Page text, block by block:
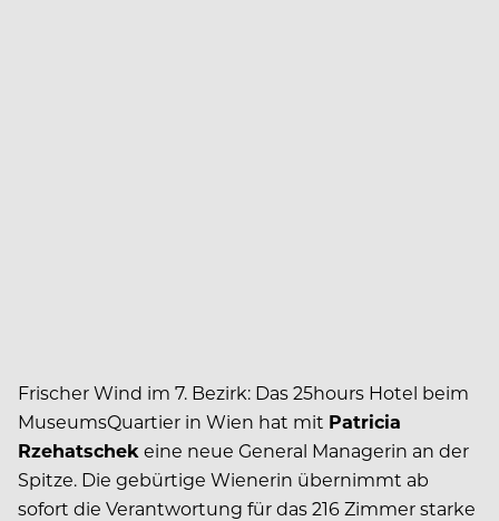
Frischer Wind im 7. Bezirk: Das 25hours Hotel beim
MuseumsQuartier in Wien hat mit Patricia
Rzehatschek eine neue General Managerin an der
Spitze. Die gebürtige Wienerin übernimmt ab
sofort die Verantwortung für das 216 Zimmer starke